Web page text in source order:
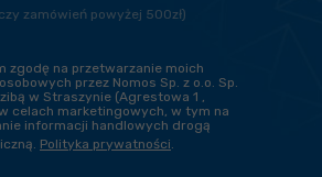
zamówień powyżej 500zł)
zgodę na przetwarzanie moich
przez Nomos Sp. z o.o. Sp.
w Straszynie (Agrestowa 1 ,
celach marketingowych, w tym na
informacji handlowych drogą
Polityka prywatności